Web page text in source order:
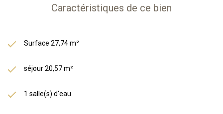
disponibles sur le site Géorisques :
www.georisques.gouv.fr
Caractéristiques de ce bien
Surface 27,74 m²
séjour 20,57 m²
1 salle(s) d'eau